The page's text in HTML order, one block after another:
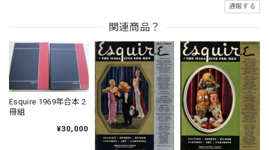
通報する
関連商品？
Esquire 1969年合本 2
冊組
¥30,000